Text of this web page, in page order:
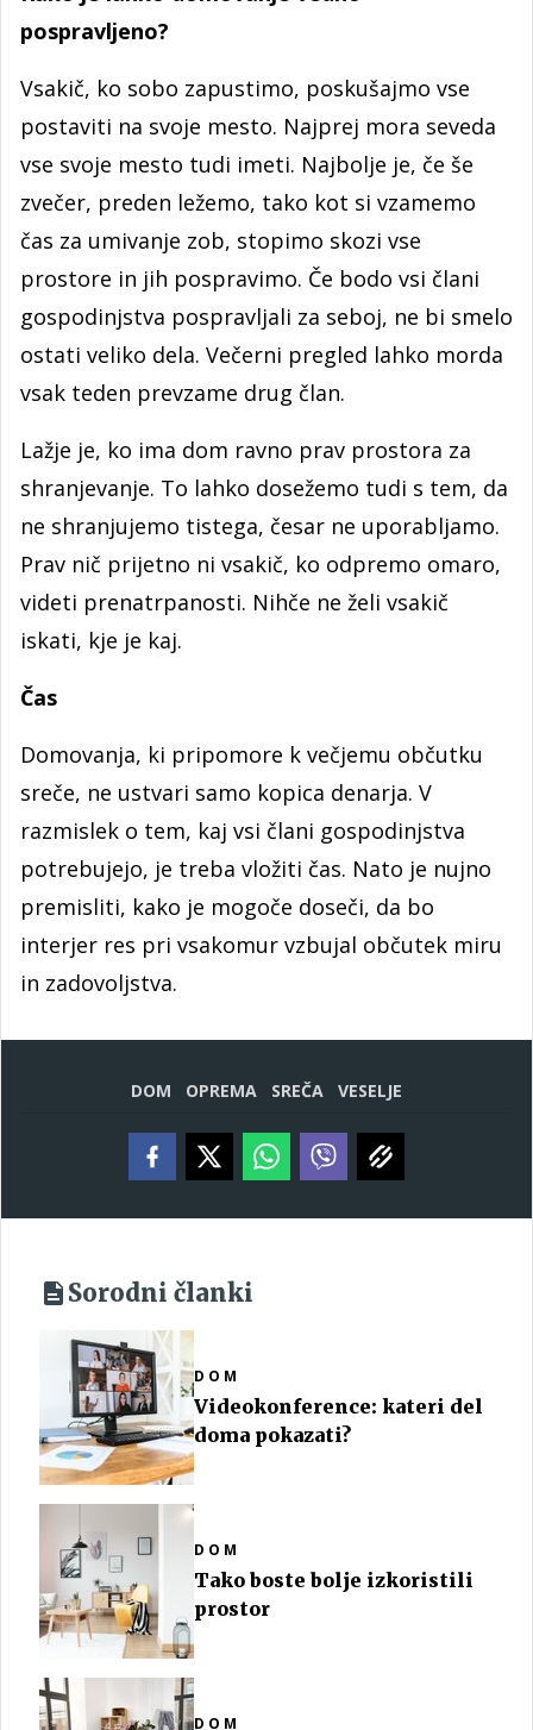
pospravljeno?
Vsakič, ko sobo zapustimo, poskušajmo vse
postaviti na svoje mesto. Najprej mora seveda
vse svoje mesto tudi imeti. Najbolje je, če še
zvečer, preden ležemo, tako kot si vzamemo
čas za umivanje zob, stopimo skozi vse
prostore in jih pospravimo. Če bodo vsi člani
gospodinjstva pospravljali za seboj, ne bi smelo
ostati veliko dela. Večerni pregled lahko morda
vsak teden prevzame drug član.
Lažje je, ko ima dom ravno prav prostora za
shranjevanje. To lahko dosežemo tudi s tem, da
ne shranjujemo tistega, česar ne uporabljamo.
Prav nič prijetno ni vsakič, ko odpremo omaro,
videti prenatrpanosti. Nihče ne želi vsakič
iskati, kje je kaj.
Čas
Domovanja, ki pripomore k večjemu občutku
sreče, ne ustvari samo kopica denarja. V
razmislek o tem, kaj vsi člani gospodinjstva
potrebujejo, je treba vložiti čas. Nato je nujno
premisliti, kako je mogoče doseči, da bo
interjer res pri vsakomur vzbujal občutek miru
in zadovoljstva.
DOM OPREMA SREČA VESELJE
Sorodni članki
DOM
Videokonference: kateri del
doma pokazati?
DOM
Tako boste bolje izkoristili
prostor
DOM